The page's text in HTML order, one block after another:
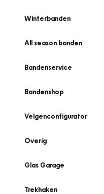
Winterbanden
All season banden
Bandenservice
Bandenshop
Velgenconfigurator
Overig
Glas Garage
Trekhaken